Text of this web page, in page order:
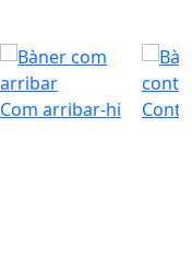
Com arribar-hi